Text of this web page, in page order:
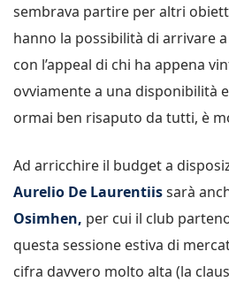
sembrava partire per altri
hanno la possibilità di arrivare
con l’appeal di chi ha appena
ovviamente a una disponibilità
ormai ben risaputo da tutti, è
Ad arricchire il budget a
Aurelio De Laurentiissarà
Osimhen, per cui il club
questa sessione estiva di
cifra davvero molto alta (la